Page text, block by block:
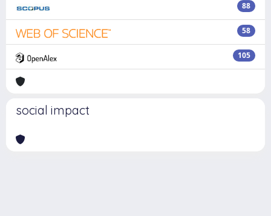
88
58
105
social impact